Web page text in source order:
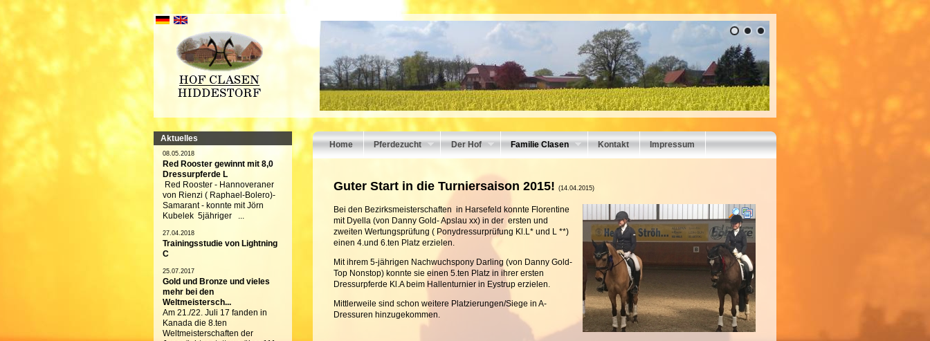
Aktuelles
08.05.2018
Red Rooster gewinnt mit 8,0
Dressurpferde L
Red Rooster - Hannoveraner
von Rienzi ( Raphael-Bolero)-
Samarant - konnte mit Jörn
Kubelek 5jähriger ...
27.04.2018
Trainingsstudie von Lightning
C
25.07.2017
Gold und Bronze und vieles
mehr bei den
Weltmeistersch...
Am 21./22. Juli 17 fanden in
Kanada die 8.ten
Weltmeisterschaften der
Home Pferdezucht Der Hof Familie Clasen Kontakt Impressum
Guter Start in die Turniersaison 2015! (14.04.2015)
Bei den Bezirksmeisterschaften in Harsefeld konnte Florentine
mit Dyella (von Danny Gold- Apslau xx) in der ersten und
zweiten Wertungsprüfung ( Ponydressurprüfung Kl.L* und L **)
einen 4.und 6.ten Platz erzielen.
Mit ihrem 5-jährigen Nachwuchspony Darling (von Danny Gold-
Top Nonstop) konnte sie einen 5.ten Platz in ihrer ersten
Dressurpferde Kl.A beim Hallenturnier in Eystrup erzielen.
Mittlerweile sind schon weitere Platzierungen/Siege in A-
Dressuren hinzugekommen.